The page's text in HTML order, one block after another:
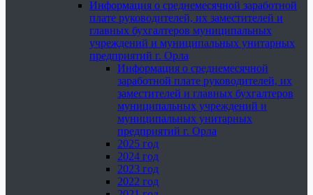
Информация о среднемесячной заработной
плате руководителей, их заместителей и
главных бухгалтеров муниципальных
учреждений и муниципальных унитарных
предприятий г. Орла
Информация о среднемесячной
заработной плате руководителей, их
заместителей и главных бухгалтеров
муниципальных учреждений и
муниципальных унитарных
предприятий г. Орла
2025 год
2024 год
2023 год
2022 год